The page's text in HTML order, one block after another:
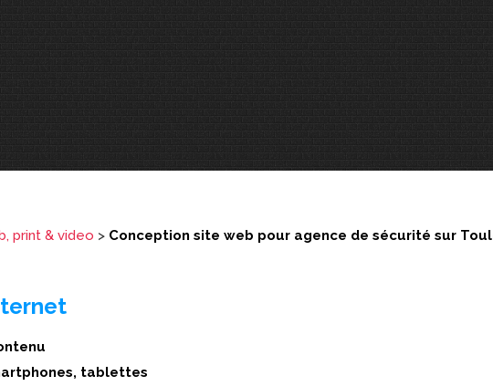
print & video > Conception site web pour agence de sécurité sur
tablettes